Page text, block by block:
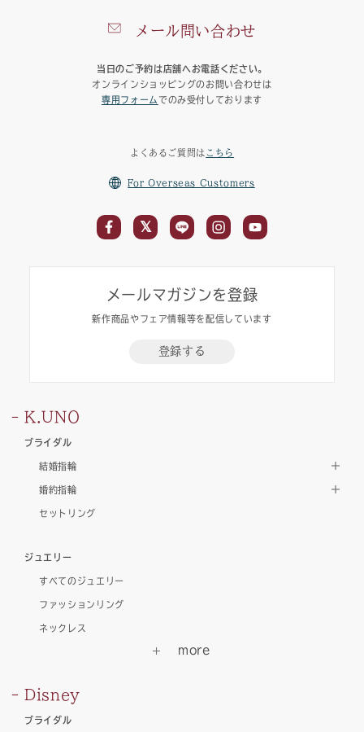
メール問い合わせ
当日のご予約は店舗へお電話ください。
オンラインショッピングのお問い合わせは
専用フォーム でのみ受付しております
よくあるご質問は こちら
For Overseas Customers
メールマガジンを登録
新作商品やフェア情報等を配信しています
登録する
K.UNO
ブライダル
結婚指輪
婚約指輪
セットリング
ジュエリー
すべてのジュエリー
ファッションリング
ネックレス
Disney
ブライダル